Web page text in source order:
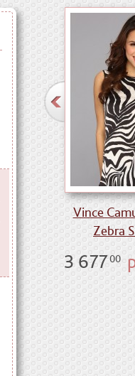
Vince
Zebra
3 67700